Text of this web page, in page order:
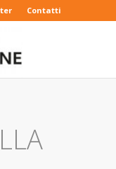
Contatti